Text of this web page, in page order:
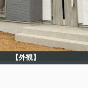
【外観】